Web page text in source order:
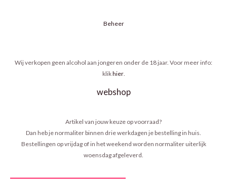
Beheer
Wij verkopen geen alcohol aan jongeren onder de 18 jaar. Voor meer info:
klikhier.
webshop
Artikel van jouw keuze op voorraad?
Dan heb je normaliter binnen drie werkdagen je bestelling in huis.
Bestellingen op vrijdag of in het weekend worden normaliter uiterlijk
woensdag afgeleverd.